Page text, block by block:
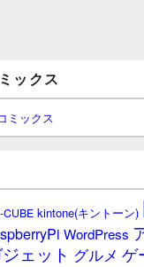
ックス
ミックス
CUBE kintone(キントーン)
WordPress
ェット グルメ ゲ